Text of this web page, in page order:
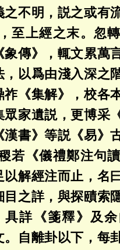
不明，説之或有
至上經之末。忽
傳》，輒文累萬
以爲由淺入深之
《集解》，校各
家遺説，更博采
書》等説《易》
若《儀禮鄭注句
解經注而止，名
之詳，與探賾索
詳《箋釋》及
自離卦以下，每